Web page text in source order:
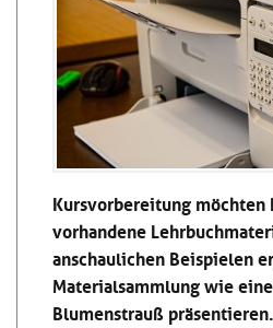
Kursvorbereitung möchten
vorhandene
anschaulichen Beispielen
Materialsammlung wie
Blumenstrauß präsentieren.